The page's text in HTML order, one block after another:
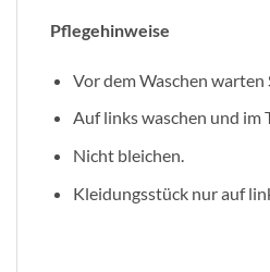
Pflegehinweise
Vor dem Waschen
Auf links waschen und im
Nicht bleichen.
Kleidungsstück nur auf